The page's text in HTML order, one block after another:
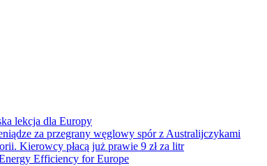
lekcja dla Europy
za przegrany węglowy spór z Australijczykami
Kierowcy płacą już prawie 9 zł za litr
Efficiency for Europe